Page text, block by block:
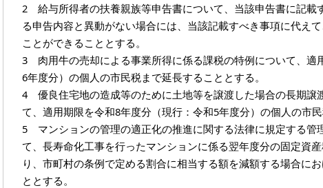
2 給与所得者の扶養親族等申告書について、当該申告書に記載
る申告内容と異動がない場合には、当該記載すべき事項に代え
ことができることとする。
3 肉用牛の売却による事業所得に係る課税の特例について、適
6年度分）の個人の市民税まで延長することとする。
4 優良住宅地の造成等のために土地等を譲渡した場合の長期譲
て、適用期限を令和8年度分（現行：令和5年度分）の個人の市
5 マンションの管理の適正化の推進に関する法律に規定する管
て、長寿命化工事を行ったマンションに係る翌年度分の固定資
り、市町村の条例で定める割合に相当する額を減額する場合に
ととする。